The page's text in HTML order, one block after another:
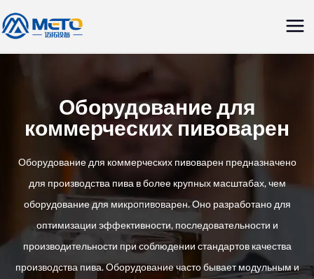
Перейти
к
содержанию
Оборудование для
коммерческих пивоварен
Оборудование для коммерческих пивоварен предназначено
для производства пива в более крупных масштабах, чем
оборудование для микропивоварен. Оно разработано для
оптимизации эффективности, последовательности и
производительности при соблюдении стандартов качества
производства пива. Оборудование часто бывает модульным и